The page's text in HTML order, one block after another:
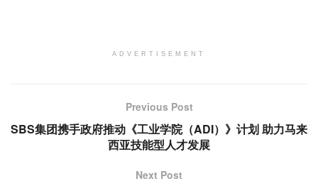
ADVERTISEMENT
Previous Post
SBS集团携手政府推动《工业学院（ADI）》计划 助力马来
西亚技能型人才发展
Next Post